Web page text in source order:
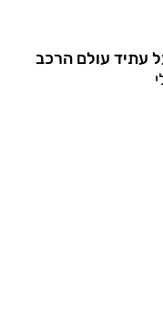
עתיד עולם הרכב